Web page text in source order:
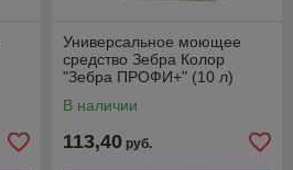
Универсальное моющее
средство Зебра Колор
"Зебра ПРОФИ+" (10 л)
В наличии
113,40 руб.